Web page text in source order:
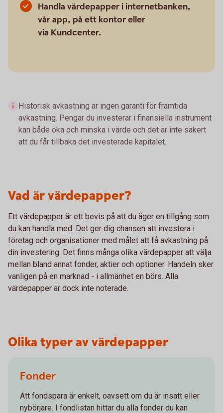
Handla värdepapper i internetbanken,
vår app, på ett kontor eller
via Kundcenter.
Historisk avkastning är ingen garanti för framtida
avkastning. Pengar du investerar i finansiella instrument
kan både öka och minska i värde och det är inte säkert
att du får tillbaka det investerade kapitalet.
Vad är värdepapper?
Ett värdepapper är ett bevis på att du äger en tillgång som
du kan handla med. Det ger dig chansen att investera i
företag och organisationer med målet att få avkastning på
din investering. Det finns många olika värdepapper att välja
mellan bland annat fonder, aktier och optioner. Handeln sker
vanligen på en marknad - i allmänhet en börs. Alla
värdepapper är dock inte noterade.
Olika typer av värdepapper
Fonder
Att fondspara är enkelt, oavsett om du är insatt eller
nybörjare. I fondlistan hittar du alla fonder du kan